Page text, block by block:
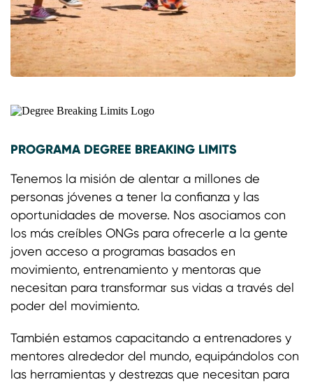
PROGRAMA DEGREE BREAKING LIMITS
Tenemos la misión de alentar a millones de
personas jóvenes a tener la confianza y las
oportunidades de moverse. Nos asociamos con
los más creíbles ONGs para ofrecerle a la gente
joven acceso a programas basados en
movimiento, entrenamiento y mentoras que
necesitan para transformar sus vidas a través del
poder del movimiento.
También estamos capacitando a entrenadores y
mentores alrededor del mundo, equipándolos con
las herramientas y destrezas que necesitan para